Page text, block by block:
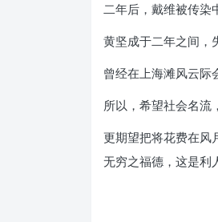
二年后，戴维被传染
黄坚成于二年之间，
曾经在上海滩风云际
所以，希望社会名流
更期望把将花费在风
无穷之福德，这是利